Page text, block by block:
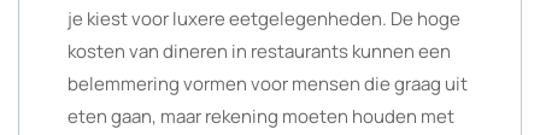
je kiest voor luxere eetgelegenheden. De hoge
kosten van dineren in restaurants kunnen een
belemmering vormen voor mensen die graag uit
eten gaan, maar rekening moeten houden met